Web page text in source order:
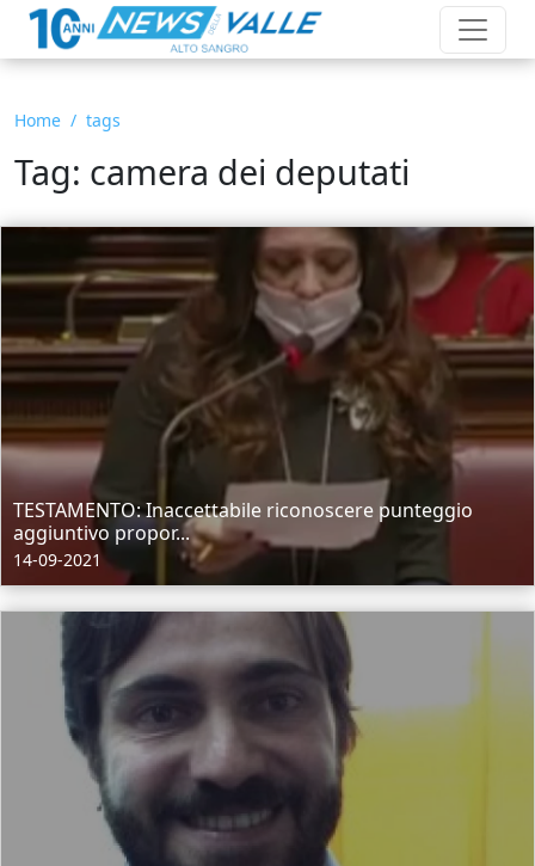
Home tags
Tag: camera dei deputati
TESTAMENTO: Inaccettabile riconoscere punteggio
aggiuntivo propor...
14-09-2021